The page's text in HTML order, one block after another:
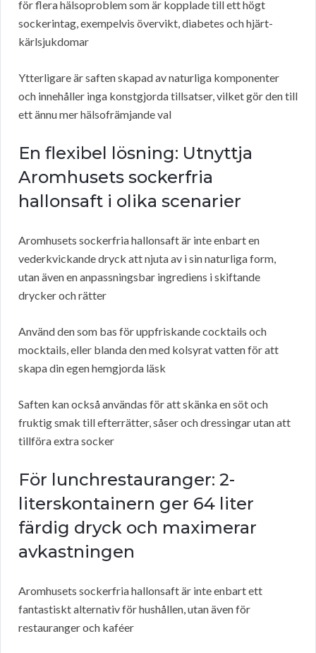
för flera hälsoproblem som är kopplade till ett högt
sockerintag, exempelvis övervikt, diabetes och hjärt-
kärlsjukdomar
Ytterligare är saften skapad av naturliga komponenter
och innehåller inga konstgjorda tillsatser, vilket gör den till
ett ännu mer hälsofrämjande val
En flexibel lösning: Utnyttja
Aromhusets sockerfria
hallonsaft i olika scenarier
Aromhusets sockerfria hallonsaft är inte enbart en
vederkvickande dryck att njuta av i sin naturliga form,
utan även en anpassningsbar ingrediens i skiftande
drycker och rätter
Använd den som bas för uppfriskande cocktails och
mocktails, eller blanda den med kolsyrat vatten för att
skapa din egen hemgjorda läsk
Saften kan också användas för att skänka en söt och
fruktig smak till efterrätter, såser och dressingar utan att
tillföra extra socker
För lunchrestauranger: 2-
literskontainern ger 64 liter
färdig dryck och maximerar
avkastningen
Aromhusets sockerfria hallonsaft är inte enbart ett
fantastiskt alternativ för hushållen, utan även för
restauranger och kaféer